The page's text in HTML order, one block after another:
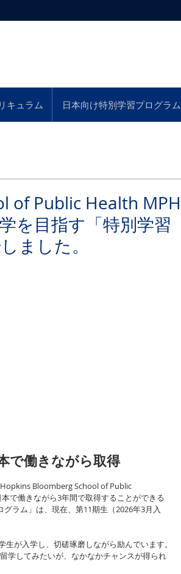
キュラム 日本向け特別学習プログラム
of Public Health MPH
を目指す「特別学習
ました。
で働きながら取得
Bloomberg School of Public
で働きながら3年間で取得することができる
ラム」は、現在、第11期生（2026年3月入
が入学し、切磋琢磨しながら励んでいます。
学してみたいが、なかなかチャンスが得られ